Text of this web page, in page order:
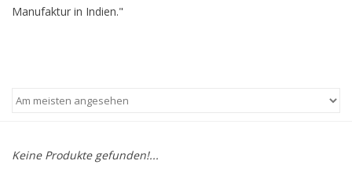
Manufaktur in Indien."
Keine Produkte gefunden!...